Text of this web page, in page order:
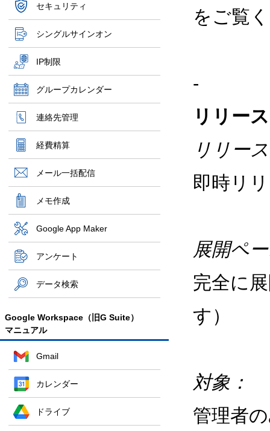
セキュリティ
シングルサインオン
IP制限
グループカレンダー
連絡先管理
経費精算
メール一括配信
メモ作成
Google App Maker
アンケート
データ検索
Google Workspace（旧G Suite）
マニュアル
Gmail
カレンダー
ドライブ
をご覧
-
リリー
リリー
即時リ
展開ペ
完全に
す）
対象：
管理者